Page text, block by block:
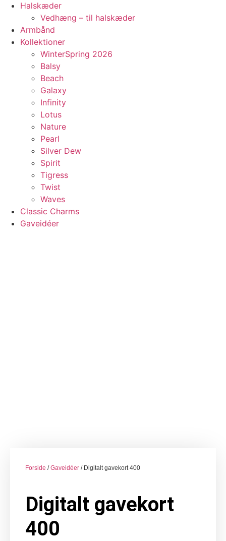
Halskæder
Vedhæng – til halskæder
Armbånd
Kollektioner
WinterSpring 2026
Balsy
Beach
Galaxy
Infinity
Lotus
Nature
Pearl
Silver Dew
Spirit
Tigress
Twist
Waves
Classic Charms
Gaveidéer
Forside /Gaveidéer / Digitalt gavekort 400
Digitalt gavekort
400